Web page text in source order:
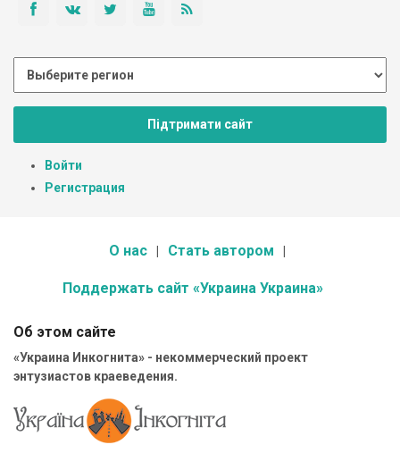
Підтримати сайт
Войти
Регистрация
О нас Стать автором
Поддержать сайт «Украина Украина»
Об этом сайте
«Украина Инкогнита» - некоммерческий проект
энтузиастов краеведения.